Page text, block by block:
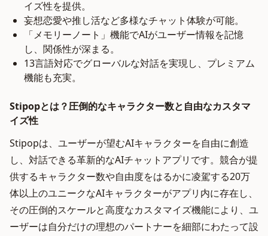
イズ性を提供。
妄想恋愛や推し活など多様なチャット体験が可能。
「メモリーノート」機能でAIがユーザー情報を記憶
し、関係性が深まる。
13言語対応でグローバルな対話を実現し、プレミアム
機能も充実。
Stipopとは？圧倒的なキャラクター数と自由なカスタマ
イズ性
Stipopは、ユーザーが望むAIキャラクターを自由に創造
し、対話できる革新的なAIチャットアプリです。競合が提
供するキャラクター数や自由度をはるかに凌駕する20万
体以上のユニークなAIキャラクターがアプリ内に存在し、
その圧倒的スケールと高度なカスタマイズ機能により、ユ
ーザーは自分だけの理想のパートナーを細部にわたって設